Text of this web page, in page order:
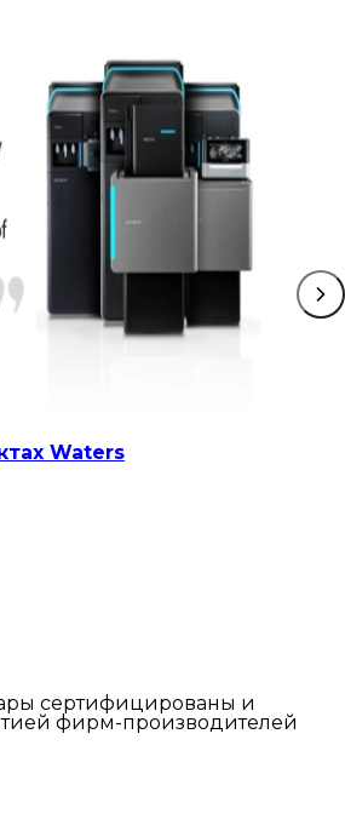
Waters
сертифицированы и
фирм-производителей